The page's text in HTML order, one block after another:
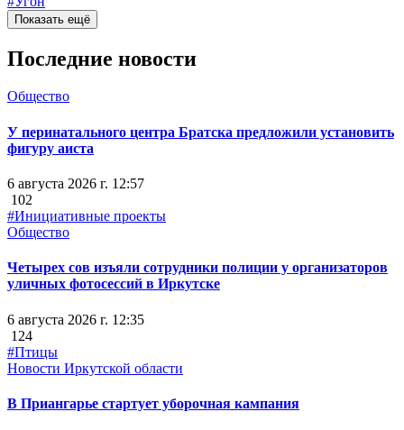
Показать ещё
Последние новости
Общество
У перинатального центра Братска предложили установить
фигуру аиста
6 августа 2026 г. 12:57
102
#Инициативные проекты
Общество
Четырех сов изъяли сотрудники полиции у организаторов
уличных фотосессий в Иркутске
6 августа 2026 г. 12:35
124
#Птицы
Новости Иркутской области
В Приангарье стартует уборочная кампания